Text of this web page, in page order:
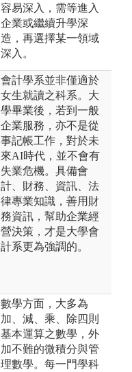
容易深入，需等進入
企業或繼續升學深
造，再選擇某一領域
深入。
會計學系並非僅適於
女生就讀之科系。大
學畢業後，若到一般
企業服務，亦不是從
事記帳工作，對於未
來AI時代，並不會有
失業危機。具備會
計、財務、資訊、法
律專業知識，善用財
務資訊，幫助企業經
營決策，才是大學會
計系更為強調的。
數學方面，大多為
加、減、乘、除四則
基本運算之數學，外
加不難的微積分與管
理數學。每一門學科